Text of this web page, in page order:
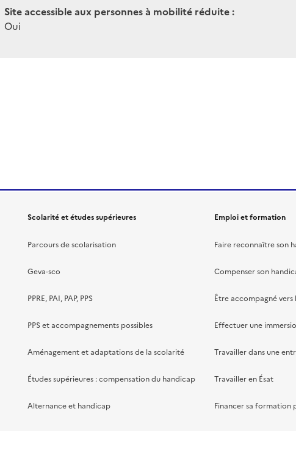
Site accessible aux personnes à mobilité réduite :
Oui
Scolarité et études supérieures
Parcours de scolarisation
Geva-sco
PPRE, PAI, PAP, PPS
PPS et accompagnements possibles
Aménagement et adaptations de la scolarité
Études supérieures : compensation du handicap
Alternance et handicap
Emploi et formation
Faire reconnaître son
Compenser son
Être accompagné
Effectuer une
Travailler dans une
Travailler en Ésat
Financer sa formation